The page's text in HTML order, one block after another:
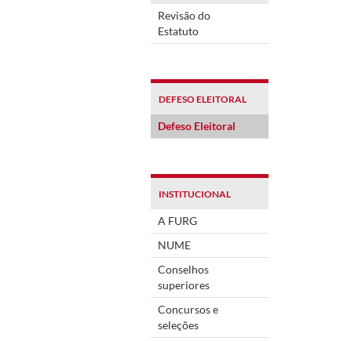
Revisão do
Estatuto
DEFESO ELEITORAL
Defeso Eleitoral
INSTITUCIONAL
A FURG
NUME
Conselhos
superiores
Concursos e
seleções